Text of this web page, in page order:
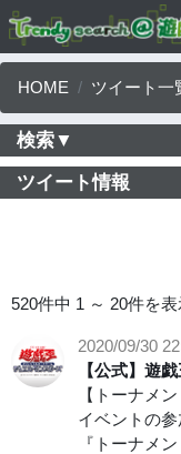
HOME ツイート一
検索▼
ツイート情報
520件中 1 ～ 20件を表
2020/09/30
【公式】遊
【トーナメ
イベントの
『トーナメ